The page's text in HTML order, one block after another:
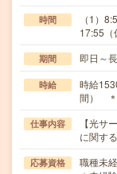
時間
（1）
17:55
期間 即日～
時給
時給
間） ＊
仕事内容
【光サ
に関す
応募資格
職種未